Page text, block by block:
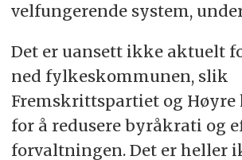
velfungerende system,
Det er uansett ikke aktuelt
ned fylkeskommunen, slik
Fremskrittspartiet og Høyre
for å redusere byråkrati og
forvaltningen. Det er heller